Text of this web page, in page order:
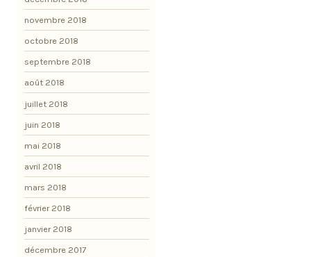
novembre 2018
octobre 2018
septembre 2018
août 2018
juillet 2018
juin 2018
mai 2018
avril 2018
mars 2018
février 2018
janvier 2018
décembre 2017